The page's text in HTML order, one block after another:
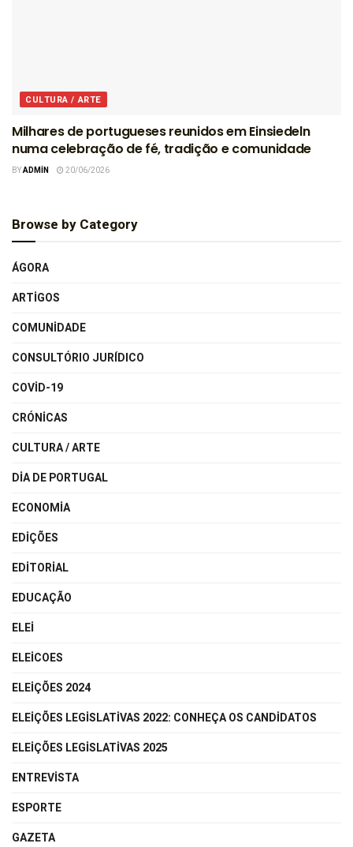
CULTURA / ARTE
Milhares de portugueses reunidos em Einsiedeln
numa celebração de fé, tradição e comunidade
BYADMIN 20/06/2026
Browse by Category
ÁGORA
ARTIGOS
COMUNIDADE
CONSULTÓRIO JURÍDICO
COVID-19
CRÓNICAS
CULTURA / ARTE
DIA DE PORTUGAL
ECONOMIA
EDIÇÕES
EDITORIAL
EDUCAÇÃO
ELEI
ELEICOES
ELEIÇÕES 2024
ELEIÇÕES LEGISLATIVAS 2022: CONHEÇA OS CANDIDATOS
ELEIÇÕES LEGISLATIVAS 2025
ENTREVISTA
ESPORTE
GAZETA